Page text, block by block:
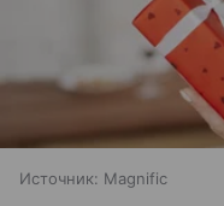
Источник: Magnific